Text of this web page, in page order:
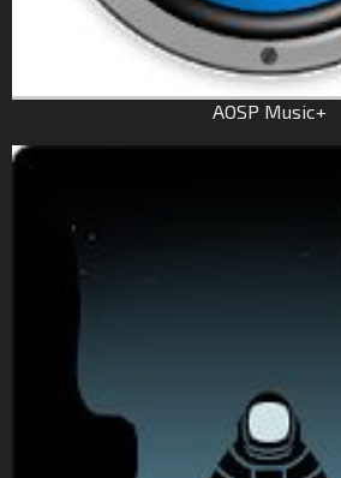
AOSP Music+